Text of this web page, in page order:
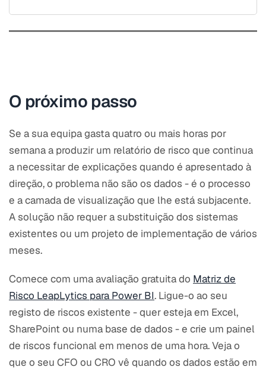
O próximo passo
Se a sua equipa gasta quatro ou mais horas por
semana a produzir um relatório de risco que continua
a necessitar de explicações quando é apresentado à
direção, o problema não são os dados - é o processo
e a camada de visualização que lhe está subjacente.
A solução não requer a substituição dos sistemas
existentes ou um projeto de implementação de vários
meses.
Comece com uma avaliação gratuita do Matriz de
Risco LeapLytics para Power BI. Ligue-o ao seu
registo de riscos existente - quer esteja em Excel,
SharePoint ou numa base de dados - e crie um painel
de riscos funcional em menos de uma hora. Veja o
que o seu CFO ou CRO vê quando os dados estão em